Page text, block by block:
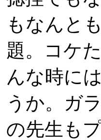
もなんと
題。コ
んな時に
うか。ガ
の先生も